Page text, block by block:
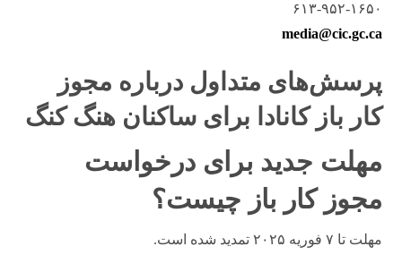
۶۱۳-۹۵۲-۱۶۵۰
media@cic.gc.ca
پرسش‌های متداول درباره مجوز
کار باز کانادا برای ساکنان هنگ کنگ
مهلت جدید برای درخواست
مجوز کار باز چیست؟
مهلت تا ۷ فوریه ۲۰۲۵ تمدید شده است.